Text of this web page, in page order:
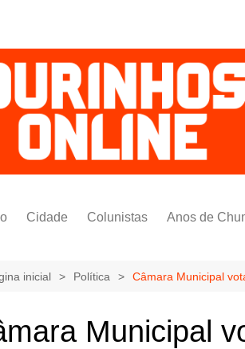
Cidade Colunistas
Pedro Saldida
Bruno Yashinishi
Anos de
inicial Política Câmara Municipal
Municipal